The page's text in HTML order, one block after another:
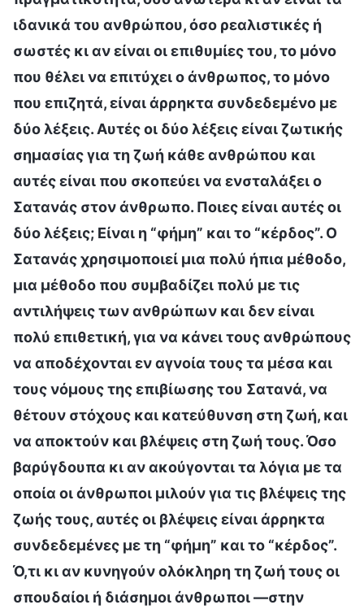
ιδανικά του ανθρώπου, όσο ρεαλιστικές ή
σωστές κι αν είναι οι επιθυμίες του, το μόνο
που θέλει να επιτύχει ο άνθρωπος, το μόνο
που επιζητά, είναι άρρηκτα συνδεδεμένο με
δύο λέξεις. Αυτές οι δύο λέξεις είναι ζωτικής
σημασίας για τη ζωή κάθε ανθρώπου και
αυτές είναι που σκοπεύει να ενσταλάξει ο
Σατανάς στον άνθρωπο. Ποιες είναι αυτές οι
δύο λέξεις; Είναι η “φήμη” και το “κέρδος”. Ο
Σατανάς χρησιμοποιεί μια πολύ ήπια μέθοδο,
μια μέθοδο που συμβαδίζει πολύ με τις
αντιλήψεις των ανθρώπων και δεν είναι
πολύ επιθετική, για να κάνει τους ανθρώπους
να αποδέχονται εν αγνοία τους τα μέσα και
τους νόμους της επιβίωσης του Σατανά, να
θέτουν στόχους και κατεύθυνση στη ζωή, και
να αποκτούν και βλέψεις στη ζωή τους. Όσο
βαρύγδουπα κι αν ακούγονται τα λόγια με τα
οποία οι άνθρωποι μιλούν για τις βλέψεις της
ζωής τους, αυτές οι βλέψεις είναι άρρηκτα
συνδεδεμένες με τη “φήμη” και το “κέρδος”.
Ό,τι κι αν κυνηγούν ολόκληρη τη ζωή τους οι
σπουδαίοι ή διάσημοι άνθρωποι —στην